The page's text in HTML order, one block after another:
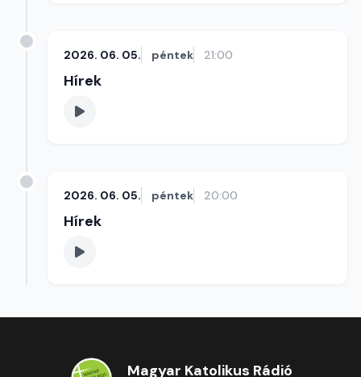
2026. 06. 05. péntek 21:00
Hírek
2026. 06. 05. péntek 20:00
Hírek
Magyar Katolikus Rádió